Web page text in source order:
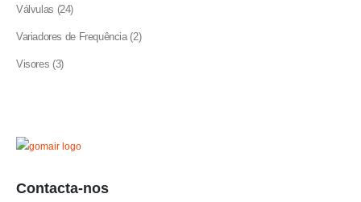
Válvulas 2424
Variadores de Frequência 22
Visores 33
Contacta-nos